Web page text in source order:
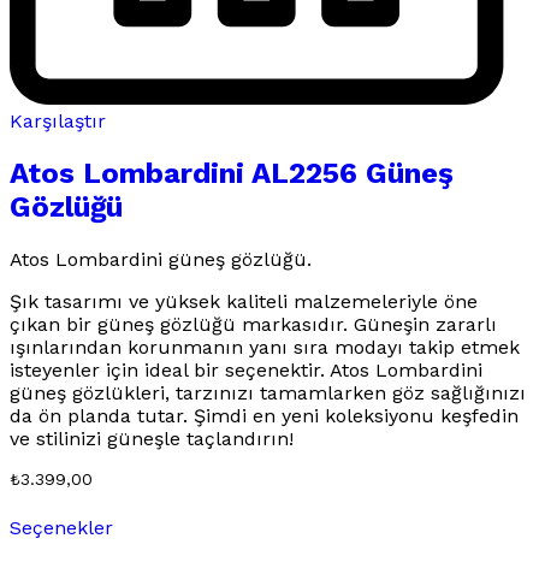
Karşılaştır
Atos Lombardini AL2256 Güneş
Gözlüğü
Atos Lombardini güneş gözlüğü.
Şık tasarımı ve yüksek kaliteli malzemeleriyle öne
çıkan bir güneş gözlüğü markasıdır. Güneşin zararlı
ışınlarından korunmanın yanı sıra modayı takip etmek
isteyenler için ideal bir seçenektir. Atos Lombardini
güneş gözlükleri, tarzınızı tamamlarken göz sağlığınızı
da ön planda tutar. Şimdi en yeni koleksiyonu keşfedin
ve stilinizi güneşle taçlandırın!
₺3.399,00
Seçeneklerürünün